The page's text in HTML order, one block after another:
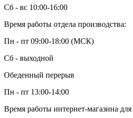
Сб - вс 10:00-16:00
Время работы отдела производства:
Пн - пт 09:00-18:00 (МСК)
Сб - выходной
Обеденный перерыв
Пн - пт 13:00-14:00
Время работы интернет-магазина